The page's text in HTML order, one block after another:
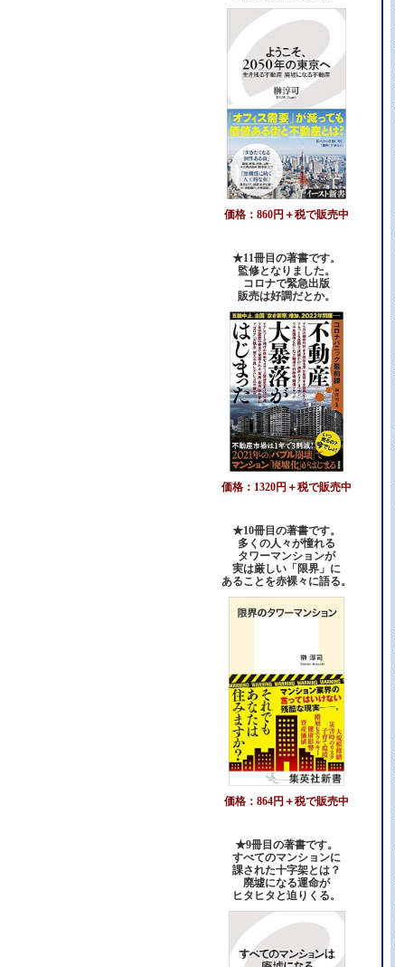
価格：860円＋税で販売中
★11冊目の著書です。
監修となりました。
コロナで緊急出版
販売は好調だとか。
価格：1320円＋税で販売中
★10冊目の著書です。
多くの人々が憧れる
タワーマンションが
実は厳しい「限界」に
あることを赤裸々に語る。
価格：864円＋税で販売中
★9冊目の著書です。
すべてのマンションに
課された十字架とは？
廃墟になる運命が
ヒタヒタと迫りくる。